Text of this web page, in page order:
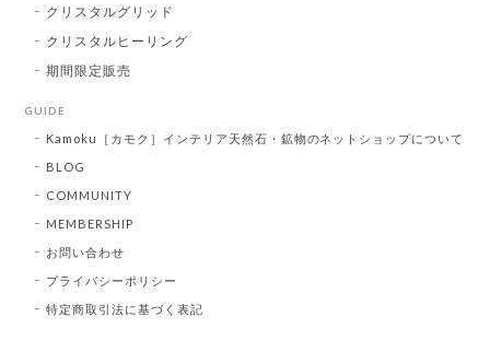
クリスタルグリッド
クリスタルヒーリング
期間限定販売
GUIDE
Kamoku［カモク］インテリア天然石・鉱物のネットショップについて
BLOG
COMMUNITY
MEMBERSHIP
お問い合わせ
プライバシーポリシー
特定商取引法に基づく表記